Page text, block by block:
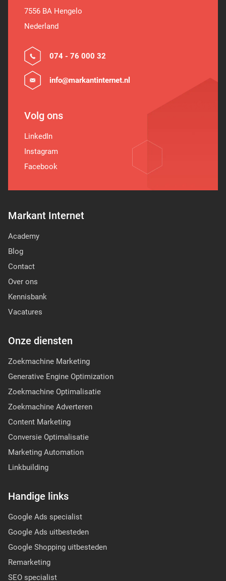
Markant Internet
Academy
Blog
Contact
Over ons
Kennisbank
Vacatures
Onze diensten
Zoekmachine Marketing
Generative Engine Optimization
Zoekmachine Optimalisatie
Zoekmachine Adverteren
Content Marketing
Conversie Optimalisatie
Marketing Automation
Linkbuilding
Handige links
Google Ads specialist
Google Ads uitbesteden
Google Shopping uitbesteden
Remarketing
SEO specialist
7556 BA Hengelo
Nederland
074 - 76 000 32
info@markantinternet.nl
Volg ons
LinkedIn
Instagram
Facebook